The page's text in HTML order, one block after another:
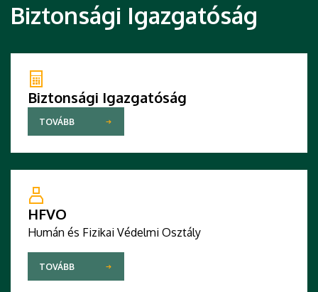
Biztonsági Igazgatóság
Biztonsági Igazgatóság
TOVÁBB
HFVO
Humán és Fizikai Védelmi Osztály
TOVÁBB